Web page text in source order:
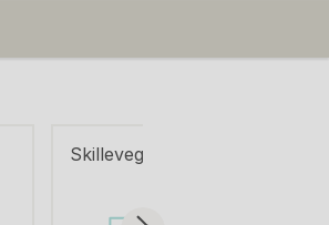
Skillevegger